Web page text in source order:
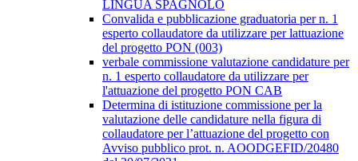
LINGUA SPAGNOLO
Convalida e pubblicazione graduatoria per n. 1
esperto collaudatore da utilizzare per lattuazione
del progetto PON (003)
verbale commissione valutazione candidature per
n. 1 esperto collaudatore da utilizzare per
l'attuazione del progetto PON CAB
Determina di istituzione commissione per la
valutazione delle candidature nella figura di
collaudatore per l’attuazione del progetto con
Avviso pubblico prot. n. AOODGEFID/20480